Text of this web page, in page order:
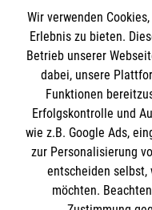
Spenden & Helfen
Angebote &
Kursangebote
Mitarbeiten
Stellenangebote
Wir Malteser
Informationen
Kontakt
Presse und Medien
Transparenz
Impressum
Malteser online
Malteserorden
Wir verwenden
Erlebnis zu bieten.
Betrieb unserer
dabei, unsere
Funktionen
Erfolgskontrolle und
wie z.B. Google Ads,
zur Personalisierung
entscheiden selbst,
möchten.